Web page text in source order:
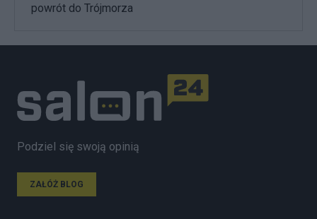
powrót do Trójmorza
Podziel się swoją opinią
ZAŁÓŻ BLOG